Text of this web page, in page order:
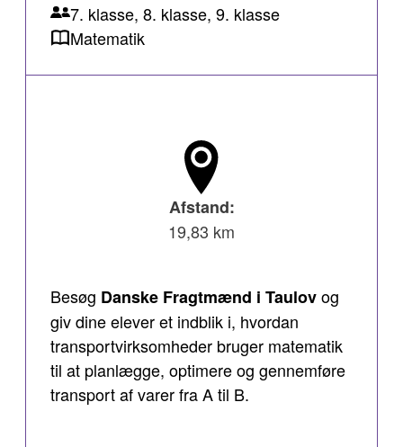
7. klasse, 8. klasse, 9. klasse
Matematik
Afstand:
19,83 km
Besøg Danske Fragtmænd i Taulovog
giv dine elever et indblik i, hvordan
transportvirksomheder bruger matematik
til at planlægge, optimere og gennemføre
transport af varer fra A til B.